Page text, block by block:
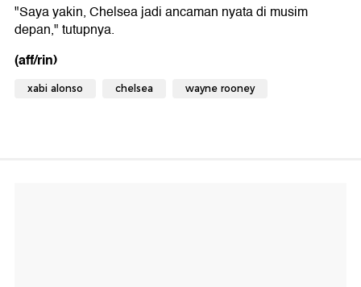
"Saya yakin, Chelsea jadi ancaman nyata di musim
depan," tutupnya.
(aff/rin)
xabi alonso chelsea wayne rooney